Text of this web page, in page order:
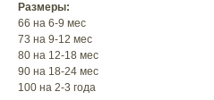
Размеры:
66 на 6-9 мес
73 на 9-12 мес
80 на 12-18 мес
90 на 18-24 мес
100 на 2-3 года